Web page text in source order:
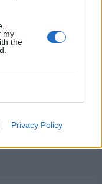
my
the
Privacy Policy